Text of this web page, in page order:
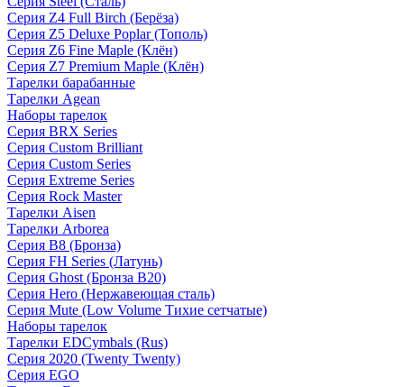
Серия Z4 Full Birch (Берёза)
Серия Z5 Deluxe Poplar (Тополь)
Серия Z6 Fine Maple (Клён)
Серия Z7 Premium Maple (Клён)
Тарелки барабанные
Тарелки Agean
Наборы тарелок
Серия BRX Series
Серия Custom Brilliant
Серия Custom Series
Серия Extreme Series
Серия Rock Master
Тарелки Aisen
Тарелки Arborea
Серия B8 (Бронза)
Серия FH Series (Латунь)
Серия Ghost (Бронза B20)
Серия Hero (Нержавеющая сталь)
Серия Mute (Low Volume Тихие сетчатые)
Наборы тарелок
Тарелки EDCymbals (Rus)
Серия 2020 (Twenty Twenty)
Серия EGO